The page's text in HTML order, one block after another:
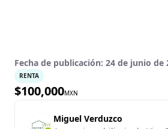
Fecha de publicación: 24 de junio de
RENTA
$100,000MXN
Miguel Verduzco